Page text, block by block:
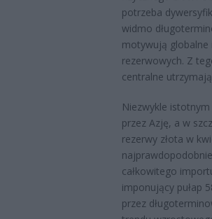
potrzeba
widmo
motywują globalne
rezerwowych. Z
centralne
Niezwykle
przez Azję, a w
rezerwy złota w
całkowitego
imponujący pułap
przez